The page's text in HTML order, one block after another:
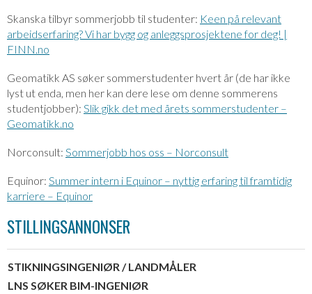
Skanska tilbyr sommerjobb til studenter: Keen på relevant
arbeidserfaring? Vi har bygg og anleggsprosjektene for deg! |
FINN.no
Geomatikk AS søker sommerstudenter hvert år (de har ikke
lyst ut enda, men her kan dere lese om denne sommerens
studentjobber): Slik gikk det med årets sommerstudenter –
Geomatikk.no
Norconsult: Sommerjobb hos oss – Norconsult
Equinor: Summer intern i Equinor – nyttig erfaring til framtidig
karriere – Equinor
STILLINGSANNONSER
STIKNINGSINGENIØR / LANDMÅLER
LNS SØKER BIM-INGENIØR